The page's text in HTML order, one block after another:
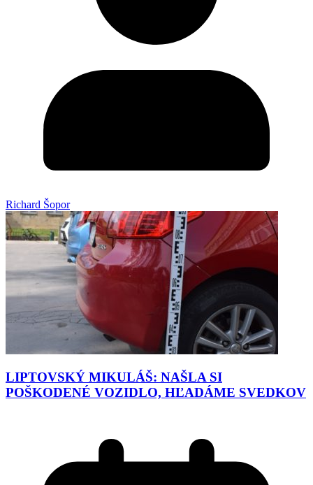
Richard Šopor
LIPTOVSKÝ MIKULÁŠ: NAŠLA SI
POŠKODENÉ VOZIDLO, HĽADÁME SVEDKOV